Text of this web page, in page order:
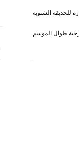
للحديقة الشتوية
طوال الموسم